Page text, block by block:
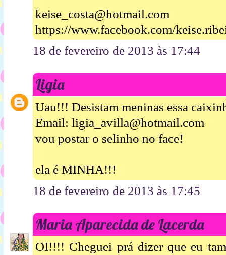
keise_costa@hotmail.com
https://www.facebook.com/
18 de fevereiro de 2013 às 17:44
Ligia
Uau!!! Desistam meninas essa
Email: ligia_avilla@hotmail.com
vou postar o selinho no face!
ela é MINHA!!!
18 de fevereiro de 2013 às 17:45
Maria Aparecida de Lacerda
OI!!!! Cheguei prá dizer que eu